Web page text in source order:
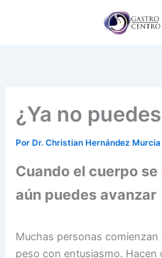
¿Ya no
Por Dr. Christian Hernández
Cuando el cuerpo
aún puedes avanzar
Muchas personas
peso con entusiasmo. Hacen